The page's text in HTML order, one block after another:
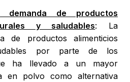
de productos
y saludables: La
de productos alimenticios
por parte de los
ha llevado a un mayor
en polvo como alternativa